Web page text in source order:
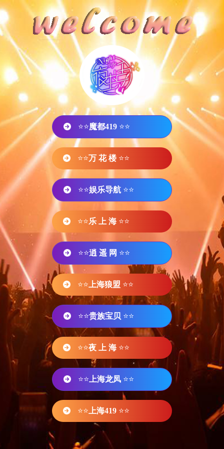
⭐⭐魔都419 ⭐⭐
⭐⭐万 花 楼 ⭐⭐
⭐⭐娱乐导航 ⭐⭐
⭐⭐乐 上 海 ⭐⭐
⭐⭐逍 遥 网 ⭐⭐
⭐⭐ 上海狼盟 ⭐⭐
⭐⭐贵族宝贝 ⭐⭐
⭐⭐夜 上 海 ⭐⭐
⭐⭐ 上海龙凤 ⭐⭐
⭐⭐ 上海419 ⭐⭐